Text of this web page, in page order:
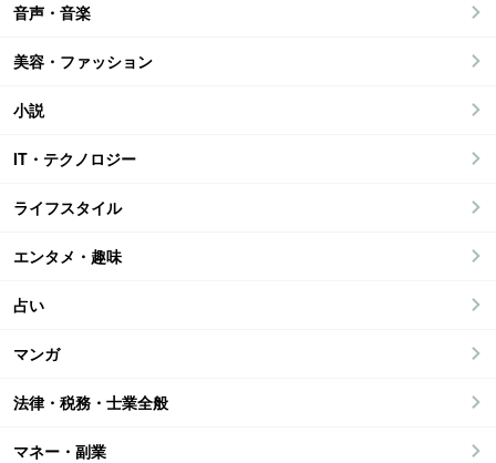
音声・音楽
美容・ファッション
小説
IT・テクノロジー
ライフスタイル
エンタメ・趣味
占い
マンガ
法律・税務・士業全般
マネー・副業